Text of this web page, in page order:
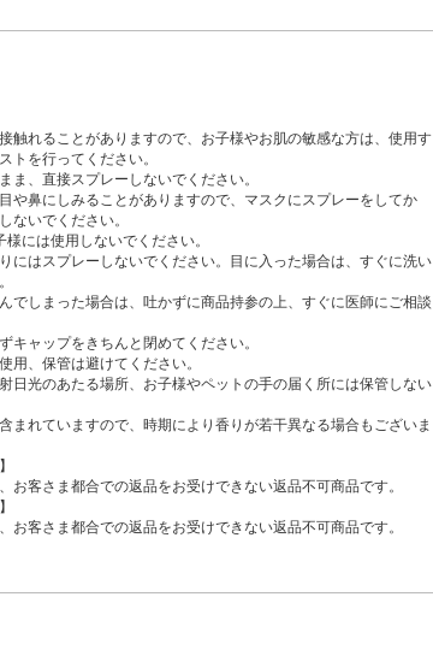
触れることがありますので、お子様やお肌の敏感な方は、使用す
トを行ってください。
ま、直接スプレーしないでください。
や鼻にしみることがありますので、マスクにスプレーをしてか
ないでください。
様には使用しないでください。
にはスプレーしないでください。目に入った場合は、すぐに洗い
でしまった場合は、吐かずに商品持参の上、すぐに医師にご相談
キャップをきちんと閉めてください。
用、保管は避けてください。
日光のあたる場所、お子様やペットの手の届く所には保管しない
まれていますので、時期により香りが若干異なる場合もございま
お客さま都合での返品をお受けできない返品不可商品です。
お客さま都合での返品をお受けできない返品不可商品です。